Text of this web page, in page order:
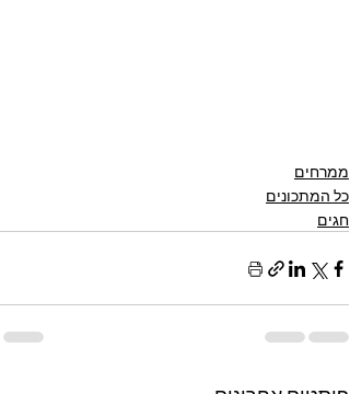
ממרחים
כל המתכונים
חגים